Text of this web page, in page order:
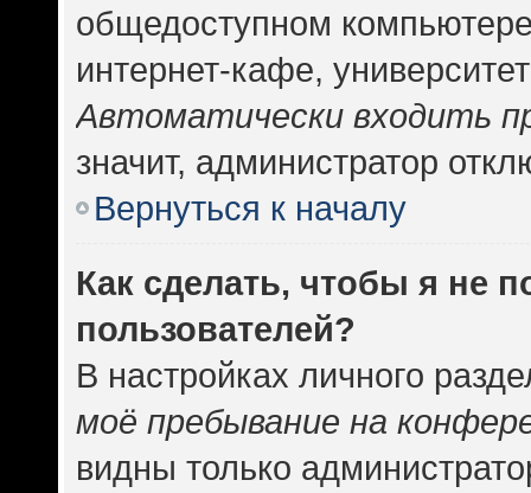
общедоступном
интернет-кафе,
Автоматически входить
значит, администратор
Вернуться к началу
Как сделать, чтобы я не
пользователей?
В настройках личного
моё пребывание на
видны только